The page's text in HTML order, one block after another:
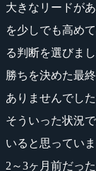
大きなリードが
を少しでも高め
る判断を選びまし
勝ちを決めた最
ありませんでした
そういった状況
いると思っていま
2～3ヶ月前だっ